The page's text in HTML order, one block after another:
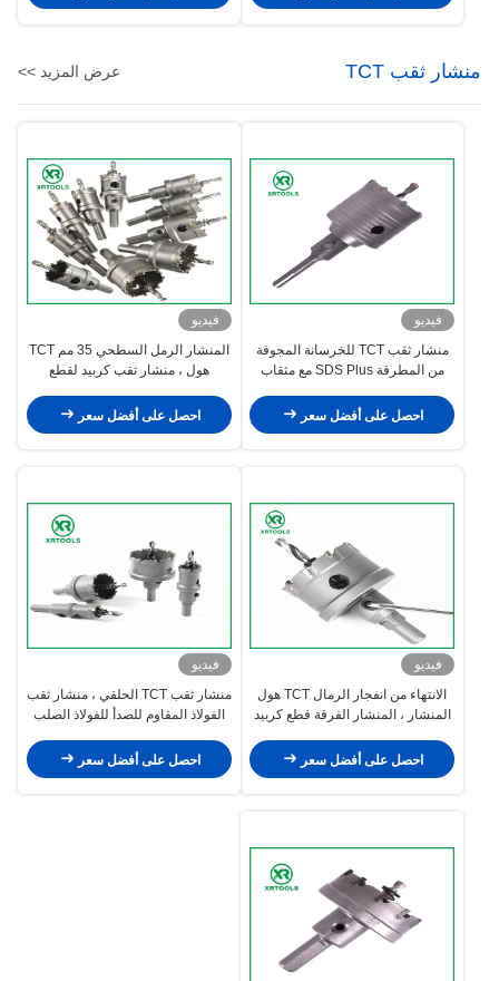
منشار ثقب TCT عرض المزيد >>
فيديو
منشار ثقب TCT للخرسانة المجوفة
من المطرقة SDS Plus مع مثقاب
احصل على أفضل سعر
فيديو
المنشار الرمل السطحي 35 مم TCT
هول ، منشار ثقب كربيد لقطع
احصل على أفضل سعر
فيديو
الانتهاء من انفجار الرمال TCT هول
المنشار ، المنشار الفرقة قطع كربيد
احصل على أفضل سعر
فيديو
منشار ثقب TCT الحلقي ، منشار ثقب
الفولاذ المقاوم للصدأ للفولاذ الصلب
احصل على أفضل سعر